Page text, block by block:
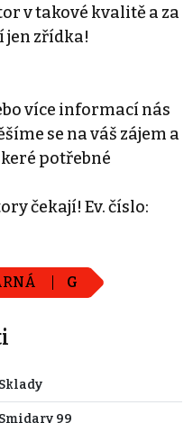
v takové kvalitě a za
jen zřídka!
více informací nás
se na váš zájem a
potřebné
čekají! Ev. číslo:
G
Sklady
Smidary 99